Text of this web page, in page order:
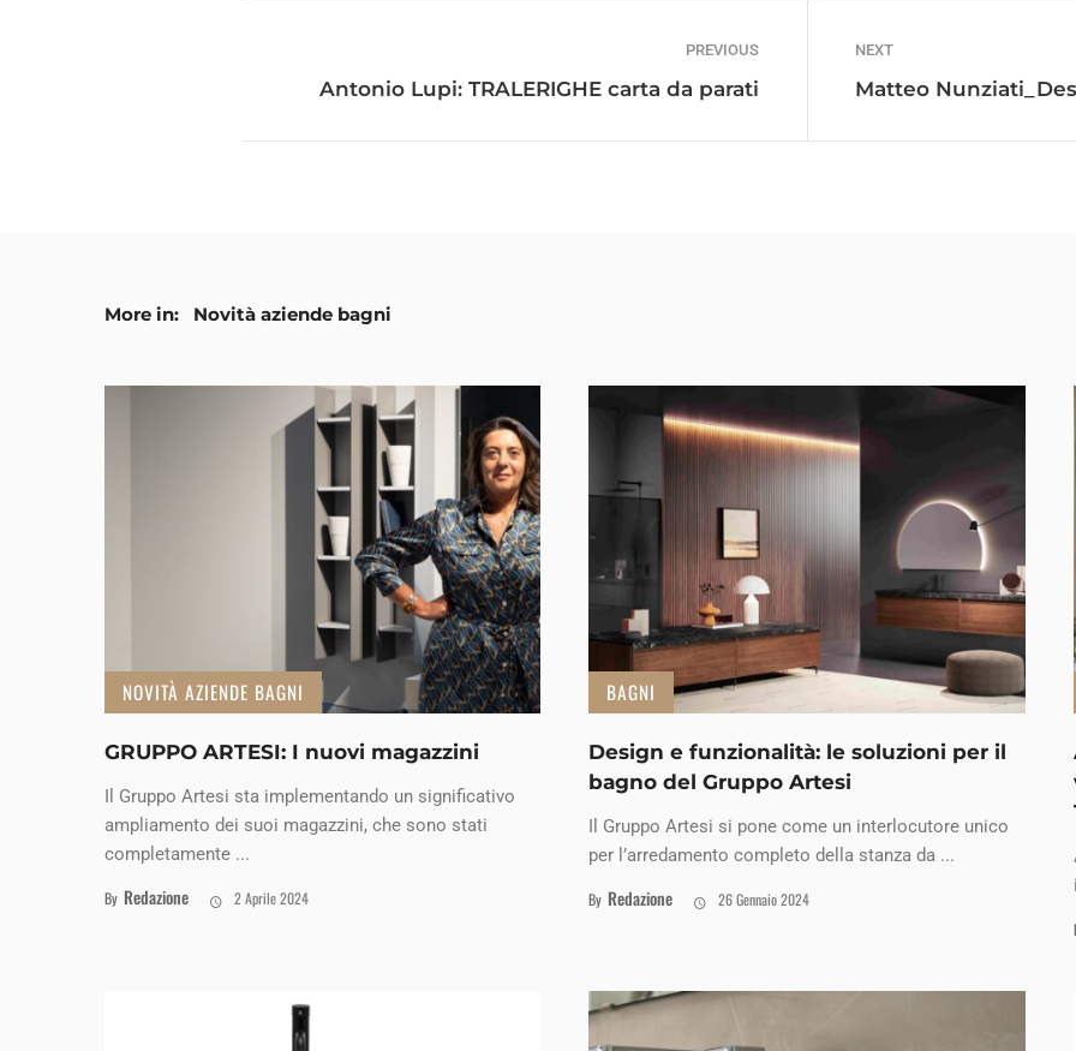
PREVIOUS
Antonio Lupi: TRALERIGHE carta da parati
NEXT
Matteo
More in: Novità aziende bagni
NOVITÀ AZIENDE BAGNI
GRUPPO ARTESI: I nuovi magazzini
Il Gruppo Artesi sta implementando un significativo
ampliamento dei suoi magazzini, che sono stati
completamente ...
By Redazione 2 Aprile 2024
BAGNI
Design e funzionalità: le soluzioni per il
bagno del Gruppo Artesi
Il Gruppo Artesi si pone come un interlocutore unico
per l’arredamento completo della stanza da ...
By Redazione 26 Gennaio 2024